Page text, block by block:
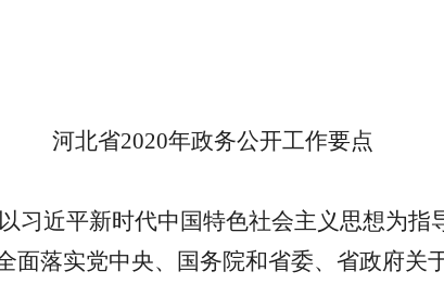
河北省2020年政务公开工作要点
习近平新时代中国特色社会主义思想为指
面落实党中央、国务院和省委、省政府关